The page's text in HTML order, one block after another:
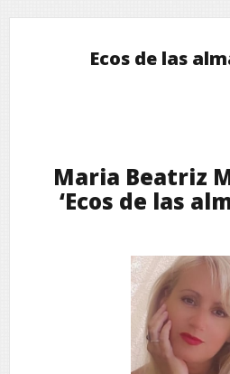
Ecos de las
Maria Beatriz
‘Ecos de las